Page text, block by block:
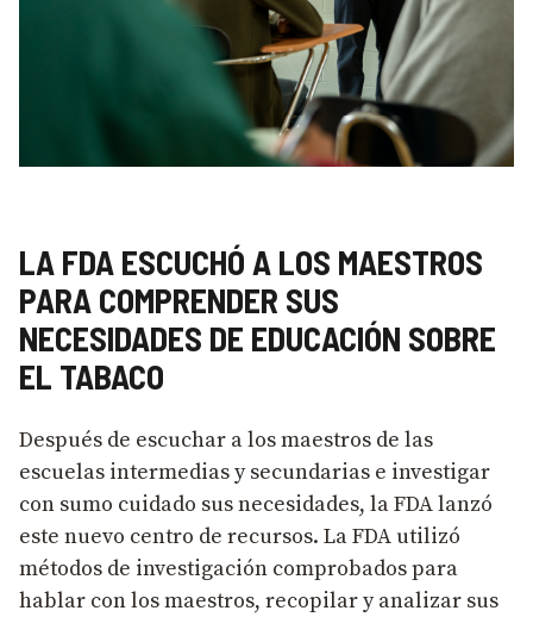
LA FDA ESCUCHÓ A LOS MAESTROS
PARA COMPRENDER SUS
NECESIDADES DE EDUCACIÓN SOBRE
EL TABACO
Después de escuchar a los maestros de las
escuelas intermedias y secundarias e investigar
con sumo cuidado sus necesidades, la FDA lanzó
este nuevo centro de recursos. La FDA utilizó
métodos de investigación comprobados para
hablar con los maestros, recopilar y analizar sus